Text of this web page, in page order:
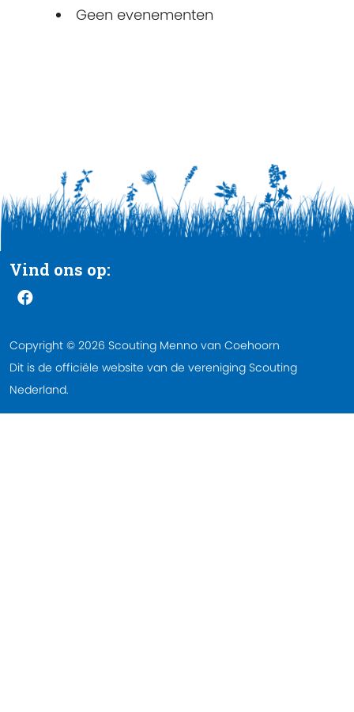
Geen evenementen
Vind ons op:
Copyright © 2026 Scouting Menno van Coehoorn
Dit is de officiële website van de vereniging Scouting
Nederland.